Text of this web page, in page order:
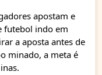
apostam e
futebol indo em
a aposta antes de
minado, a meta é